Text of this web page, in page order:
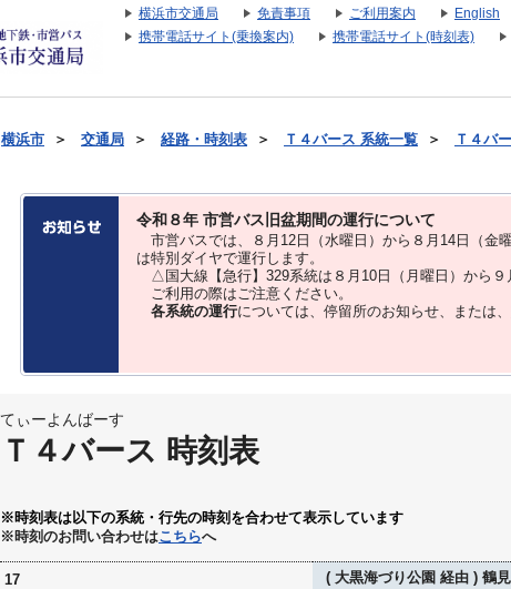
横浜市交通局 免責事項 ご利用案内 English
携帯電話サイト(乗換案内)
携帯電話サイト(時刻表)
横浜市 ＞ 交通局 ＞ 経路・時刻表 ＞ Ｔ４バース 系統一覧 ＞ Ｔ４バ
令和８年 市営バス旧盆期間の運行について
市営バスでは、８⽉12⽇（水曜日）から８⽉14⽇（金
は特別ダイヤで運⾏します。
△国大線【急行】329系統は８月10日（月曜日）から９
ご利用の際はご注意ください。
各系統の運行については、停留所のお知らせ、または、
てぃーよんばーす
Ｔ４バース 時刻表
※時刻表は以下の系統・行先の時刻を合わせて表示しています
※時刻のお問い合わせはこちらへ
17 ( 大黒海づり公園 経由 ) 鶴